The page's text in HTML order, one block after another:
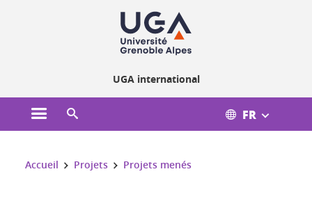
UGA international
Ouvrir le menu principal FR
Vous êtes ici :
Accueil Projets Projets menés